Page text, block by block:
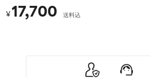
¥17,700 送料込